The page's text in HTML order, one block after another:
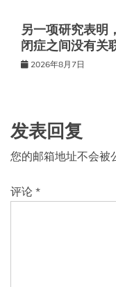
另一项研究表明
闭症之间没有关
2026年8月7日
发表回复
您的邮箱地址不会被
评论 *